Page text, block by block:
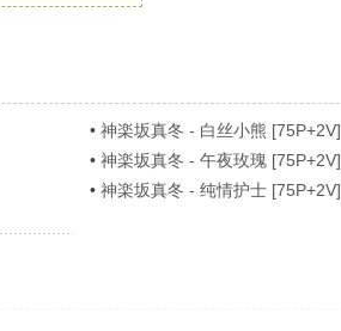
•神楽坂真冬 - 白丝小熊 [75P+2V]
•神楽坂真冬 - 午夜玫瑰 [75P+2V]
•神楽坂真冬 - 纯情护士 [75P+2V]